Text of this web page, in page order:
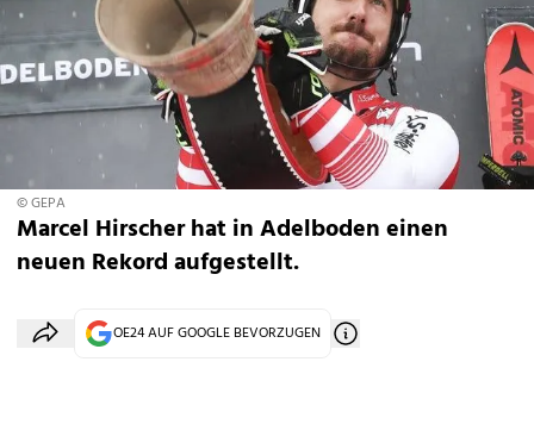
© GEPA
Marcel Hirscher hat in Adelboden einen
neuen Rekord aufgestellt.
OE24 AUF GOOGLE BEVORZUGEN